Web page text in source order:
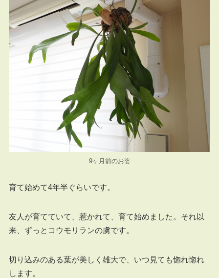
9ヶ月前のお姿
育て始めて4年半ぐらいです。
友人が育てていて、惹かれて、育て始めました。それ以
来、ずっとコウモリランの虜です。
切り込みのある葉が美しく雄大で、いつ見ても惚れ惚れ
します。